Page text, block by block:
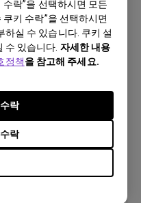
락”을 선택하시면 모든
키 수락”을 선택하시면
실 수 있습니다. 쿠키 설
수 있습니다. 자세한 내용
정책을 참고해 주세요.
락
락